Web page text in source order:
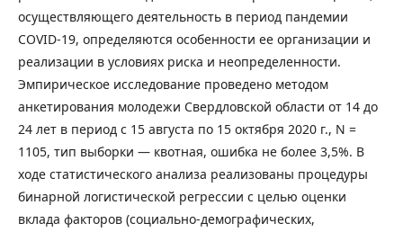
осуществляющего деятельность в период пандемии
COVID-19, определяются особенности ее организации и
реализации в условиях риска и неопределенности.
Эмпирическое исследование проведено методом
анкетирования молодежи Свердловской области от 14 до
24 лет в период с 15 августа по 15 октября 2020 г., N =
1105, тип выборки — квотная, ошибка не более 3,5%. В
ходе статистического анализа реализованы процедуры
бинарной логистической регрессии с целью оценки
вклада факторов (социально-демографических,